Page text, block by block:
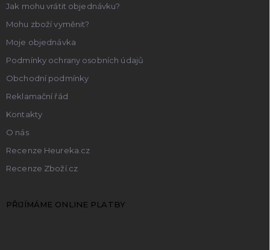
Jak mohu vrátit objednávku?
Mohu zboží vyměnit?
Moje objednávka
Podmínky ochrany osobních údajů
Obchodní podmínky
Reklamační řád
Kontakty
O nás
Recenze Heureka.cz
Recenze Zboží.cz
PŘIJÍMÁME ONLINE PLATBY